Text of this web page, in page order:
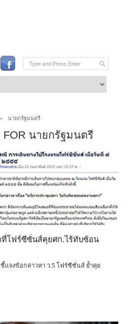
นายกรัฐมนตรี
FOR นายกรัฐมนตรี
โฟร์ซีซั่นส์คุยศก.ไร้ทับซ้อน
แจงข้อกล่าวหา ว.5 โฟร์ซีซั่นส์ ย้ำคุย